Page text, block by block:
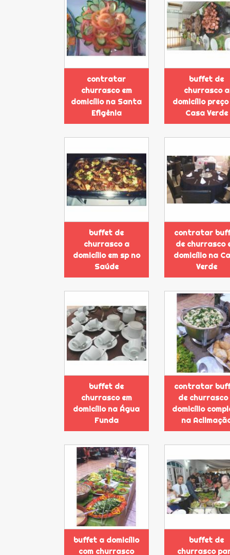
contratar
churrasco em
domicílio na Santa
Efigênia
buffet de
churrasco a
domicílio
Casa Verde
buffet de
churrasco a
domicílio em sp no
Saúde
contratar
de churrasco
domicílio na
Verde
buffet de
churrasco em
domicílio na Água
Funda
contratar
de churrasco
domicílio
na
buffet a domicílio
com churrasco
buffet de
churrasco